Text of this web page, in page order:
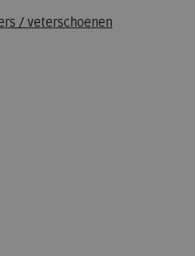
/ veterschoenen